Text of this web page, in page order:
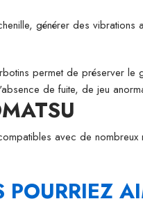
générer des
permet de préserver
de fuite, de jeu
avec de nombreux
POURRIEZ